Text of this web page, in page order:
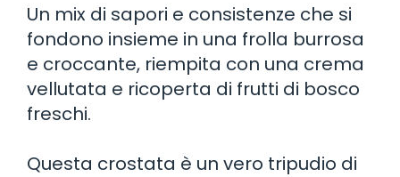
Un mix di sapori e consistenze che si
fondono insieme in una frolla burrosa
e croccante, riempita con una crema
vellutata e ricoperta di frutti di bosco
freschi.
Questa crostata è un vero tripudio di